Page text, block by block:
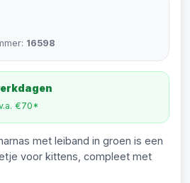
16598
€70*
met leiband in groen is een
voor kittens, compleet met